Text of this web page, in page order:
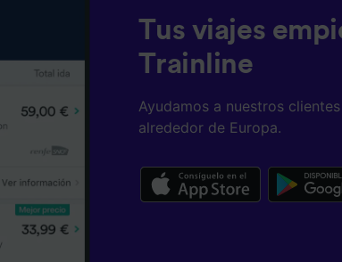
Tus viajes
Trainline
Ayudamos a nuestros
alrededor de Europa.